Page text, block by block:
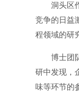
洞头区作
竞争的日益
程领域的研
博士团队
研中发现，
味等环节的